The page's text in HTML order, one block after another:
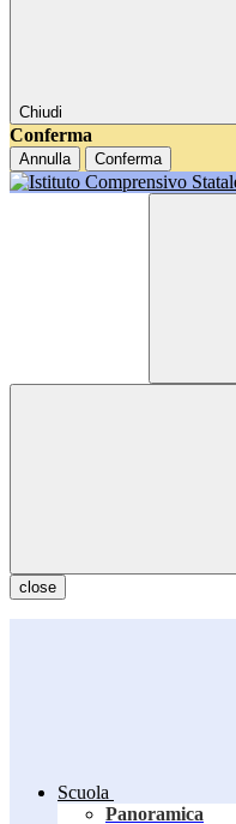
Chiudi
Conferma
Annulla Conferma
close
Scuola
Panoramica